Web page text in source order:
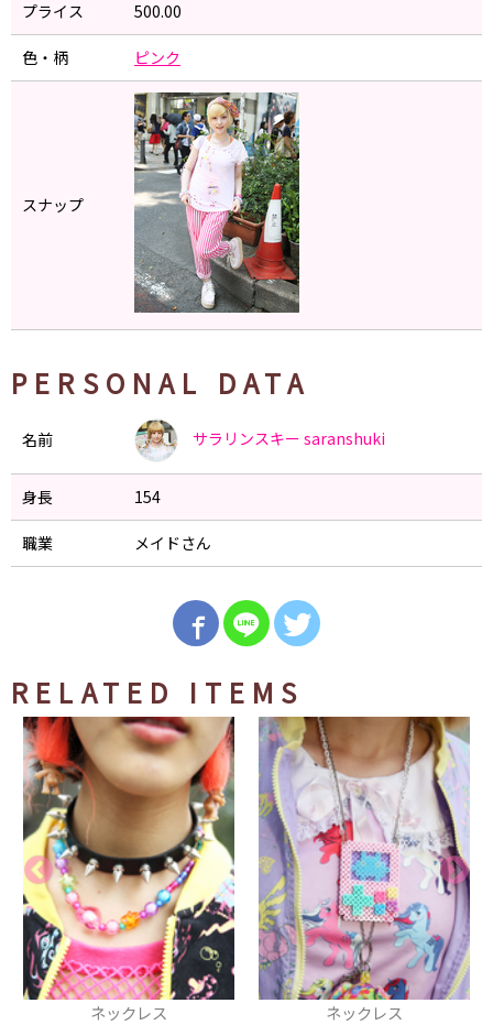
プライス 500.00
色・柄 ピンク
スナップ
PERSONAL DATA
名前 サラリンスキー saranshuki
身長 154
職業 メイドさん
RELATED ITEMS
ネックレス パンプス